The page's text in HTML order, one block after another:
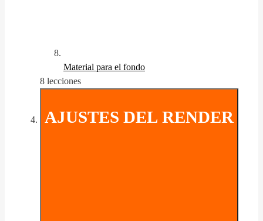
Material para el fondo
8 lecciones
AJUSTES DEL RENDER